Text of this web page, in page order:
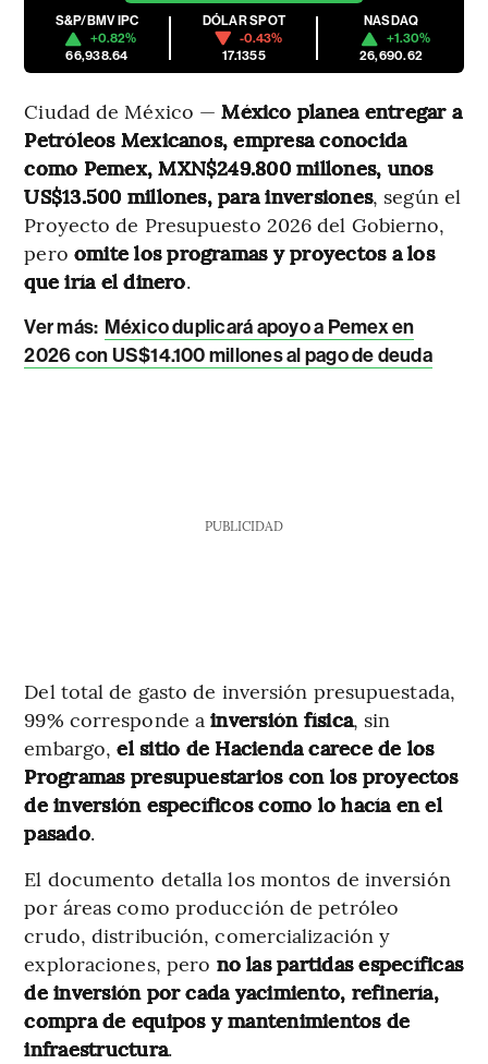
S&P/BMV IPC
+0.82%
66,938.64
DÓLAR SPOT
-0.43%
17.1355
NASDAQ
+1.30%
26,690.62
Ciudad de México —México planea entregar a
Petróleos Mexicanos, empresa conocida
como Pemex, MXN$249.800 millones, unos
US$13.500 millones, para inversiones, según el
Proyecto de Presupuesto 2026 del Gobierno,
pero omite los programas y proyectos a los
que iría el dinero.
Ver más: México duplicará apoyo a Pemex en
2026 con US$14.100 millones al pago de deuda
PUBLICIDAD
Del total de gasto de inversión presupuestada,
99% corresponde ainversión física, sin
embargo, el sitio de Hacienda carece de los
Programas presupuestarios con los proyectos
de inversión específicos como lo hacía en el
pasado.
El documento detalla los montos de inversión
por áreas como producción de petróleo
crudo, distribución, comercialización y
exploraciones, pero no las partidas específicas
de inversión por cada yacimiento, refinería,
compra de equipos y mantenimientos de
infraestructura.